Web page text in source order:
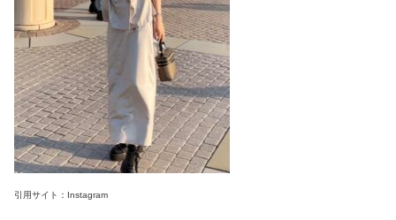
引用サイト：Instagram